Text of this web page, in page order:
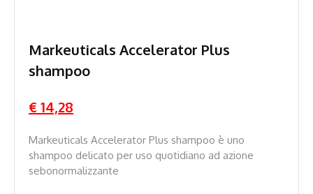
Markeuticals Accelerator Plus
shampoo
€ 14,28
Markeuticals Accelerator Plus shampoo è uno
shampoo delicato per uso quotidiano ad azione
sebonormalizzante